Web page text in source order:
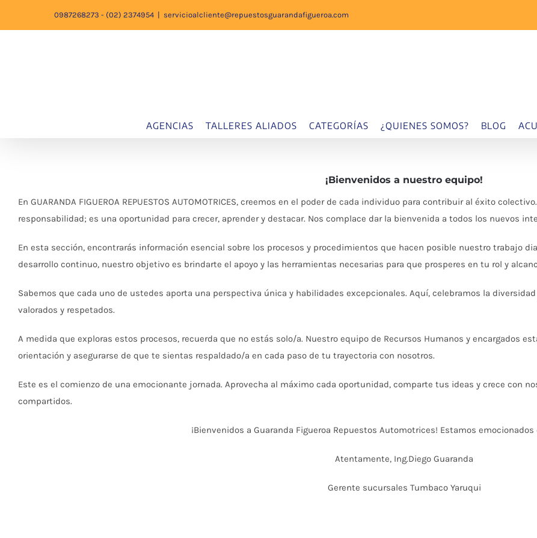
0987268273 - (02) 2374954 | servicioalcliente@repuestosguarandafigueroa.com
AGENCIAS TALLERES ALIADOS CATEGORÍAS ¿QUIENES SOMOS? BLOG
¡Bienvenidos a nuestro equipo!
En GUARANDA FIGUEROA REPUESTOS AUTOMOTRICES, creemos en el poder de cada individuo para contribuir al éxito
responsabilidad; es una oportunidad para crecer, aprender y destacar. Nos complace dar la bienvenida a todos los nuevos
En esta sección, encontrarás información esencial sobre los procesos y procedimientos que hacen posible nuestro trabajo
desarrollo continuo, nuestro objetivo es brindarte el apoyo y las herramientas necesarias para que prosperes en tu rol y
Sabemos que cada uno de ustedes aporta una perspectiva única y habilidades excepcionales. Aquí, celebramos la
valorados y respetados.
A medida que exploras estos procesos, recuerda que no estás solo/a. Nuestro equipo de Recursos Humanos y encargados
orientación y asegurarse de que te sientas respaldado/a en cada paso de tu trayectoria con nosotros.
Este es el comienzo de una emocionante jornada. Aprovecha al máximo cada oportunidad, comparte tus ideas y crece con
compartidos.
¡Bienvenidos a Guaranda Figueroa Repuestos Automotrices! Estamos
Atentamente, Ing.Diego Guaranda
Gerente sucursales Tumbaco Yaruqui